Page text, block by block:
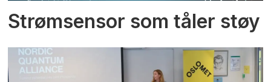
Strømsensor som tåler støy